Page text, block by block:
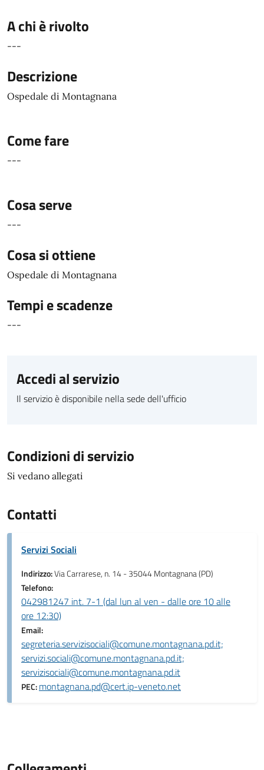
A chi è rivolto
---
Descrizione
Ospedale di Montagnana
Come fare
---
Cosa serve
---
Cosa si ottiene
Ospedale di Montagnana
Tempi e scadenze
---
Accedi al servizio
Il servizio è disponibile nella sede dell'ufficio
Condizioni di servizio
Si vedano allegati
Contatti
Servizi Sociali
Indirizzo:Via Carrarese, n. 14 - 35044 Montagnana (PD)
Telefono:
042981247 int. 7-1 (dal lun al ven - dalle ore 10 alle
ore 12:30)
Email:
segreteria.servizisociali@comune.montagnana.pd.it;
servizi.sociali@comune.montagnana.pd.it;
servizisociali@comune.montagnana.pd.it
PEC:montagnana.pd@cert.ip-veneto.net